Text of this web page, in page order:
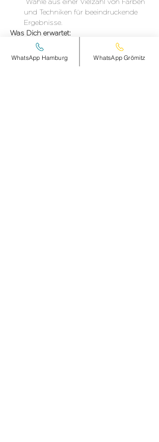
und Techniken für beeindruckende
Ergebnisse.
Was Dich erwartet:
DETAILS hier >
WhatsApp Hamburg WhatsApp Grömitz